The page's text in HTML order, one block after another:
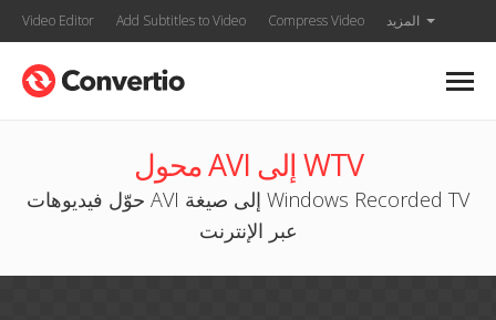
Video Editor Add Subtitles to Video Compress Video المزيد
محول AVI إلى WTV
حوّل فيديوهات AVI إلى صيغة Windows Recorded TV
عبر الإنترنت